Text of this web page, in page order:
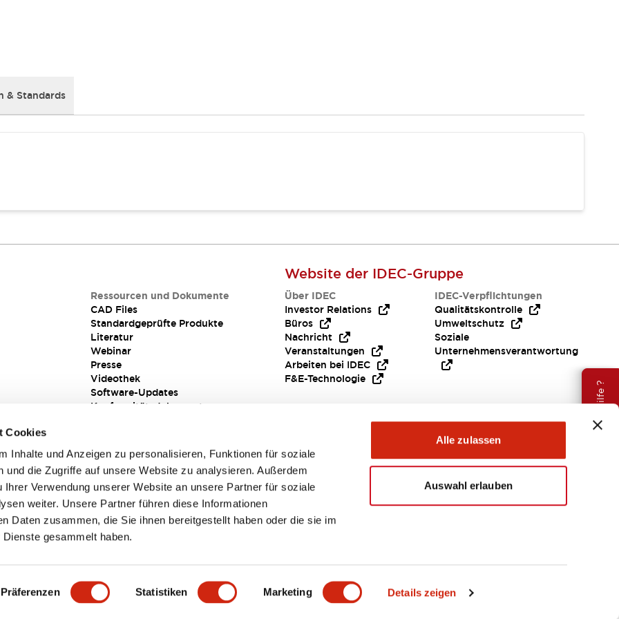
Cookies
Inhalte und Anzeigen zu personalisieren, Funktionen für soziale
und die Zugriffe auf unsere Website zu analysieren. Außerdem
Ihrer Verwendung unserer Website an unsere Partner für soziale
weiter. Unsere Partner führen diese Informationen
Daten zusammen, die Sie ihnen bereitgestellt haben oder die sie im
gesammelt haben.
Präferenzen Statistiken Marketing Details zeigen
Alle zulassen
Auswahl erlauben
Brauche Hilfe ?
& Standards
HAUPTMERKMALE SPEZIFIKATIONEN DOKUMENTE & DATEIEN
Ressourcen und Dokumente
CAD Files
Standardgeprüfte Produkte
Literatur
Webinar
Presse
Videothek
Software-Updates
Konformitätsdokumente
Website der IDEC-Gruppe
Über IDEC
Investor Relations
Büros
Nachricht
Veranstaltungen
Arbeiten bei IDEC
F&E-Technologie
IDEC-Verpflichtungen
Qualitätskontrolle
Umweltschutz
Soziale
Unternehmensverantwortung
EMEA